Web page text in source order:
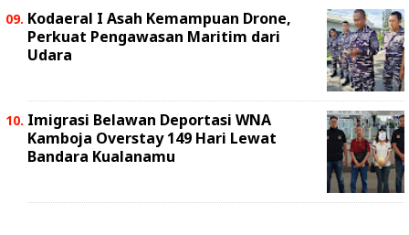
Kodaeral I Asah Kemampuan Drone,
Perkuat Pengawasan Maritim dari
Udara
Imigrasi Belawan Deportasi WNA
Kamboja Overstay 149 Hari Lewat
Bandara Kualanamu